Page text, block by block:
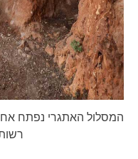
המסלול האתגרי נפתח